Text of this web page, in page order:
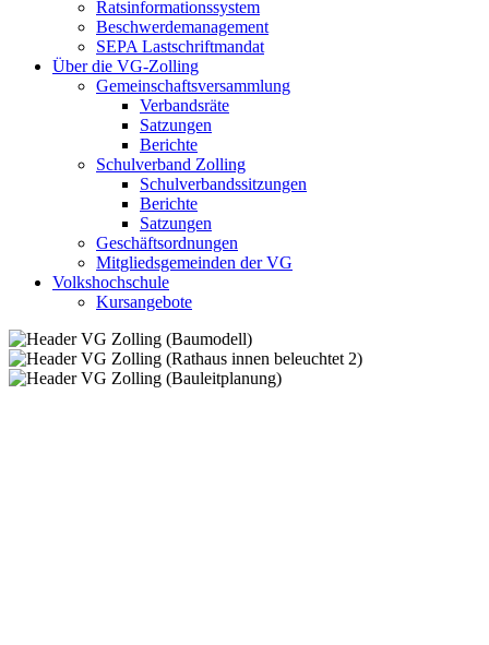
Ratsinformationssystem
Beschwerdemanagement
SEPA Lastschriftmandat
Über die VG-Zolling
Gemeinschaftsversammlung
Verbandsräte
Satzungen
Berichte
Schulverband Zolling
Schulverbandssitzungen
Berichte
Satzungen
Geschäftsordnungen
Mitgliedsgemeinden der VG
Volkshochschule
Kursangebote